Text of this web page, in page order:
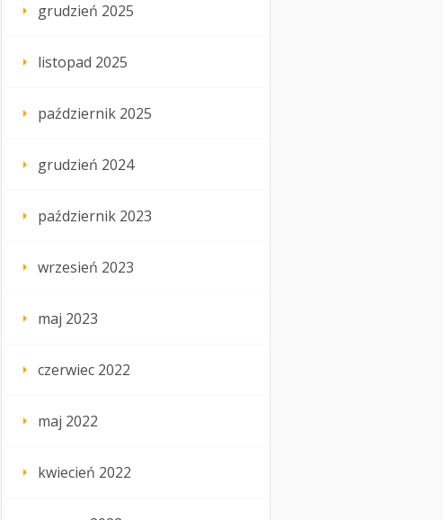
grudzień 2025
listopad 2025
październik 2025
grudzień 2024
październik 2023
wrzesień 2023
maj 2023
czerwiec 2022
maj 2022
kwiecień 2022